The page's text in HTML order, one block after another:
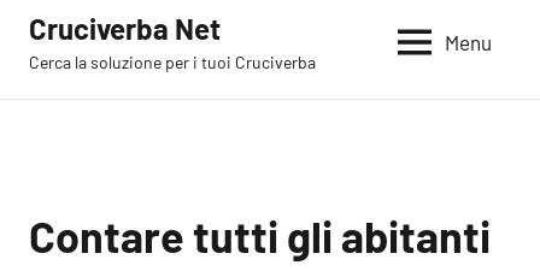
contenuto
Cruciverba Net
Cerca la soluzione per i tuoi Cruciverba
Menu
Contare tutti gli abitanti